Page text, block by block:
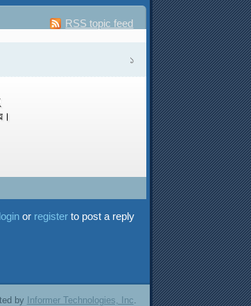
RSS topic feed
১
loginor registerto post a reply
by Informer Technologies, Inc